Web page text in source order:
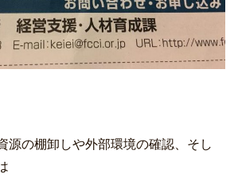
源の棚卸しや外部環境の確認、そし